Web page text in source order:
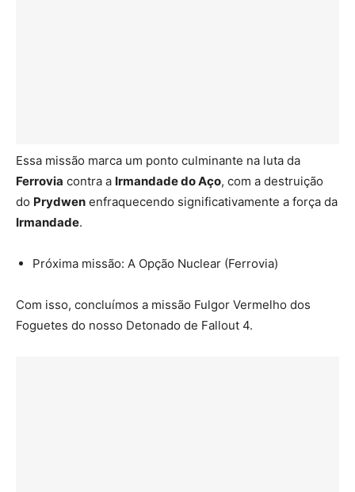
Essa missão marca um ponto culminante na luta da
Ferrovia contra a Irmandade do Aço, com a destruição
do Prydwen enfraquecendo significativamente a força da
Irmandade.
Próxima missão: A Opção Nuclear (Ferrovia)
Com isso, concluímos a missão Fulgor Vermelho dos
Foguetes do nosso Detonado de Fallout 4.